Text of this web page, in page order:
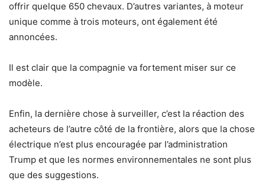
offrir quelque 650 chevaux. D’autres variantes, à moteur
unique comme à trois moteurs, ont également été
annoncées.
Il est clair que la compagnie va fortement miser sur ce
modèle.
Enfin, la dernière chose à surveiller, c’est la réaction des
acheteurs de l’autre côté de la frontière, alors que la chose
électrique n’est plus encouragée par l’administration
Trump et que les normes environnementales ne sont plus
que des suggestions.